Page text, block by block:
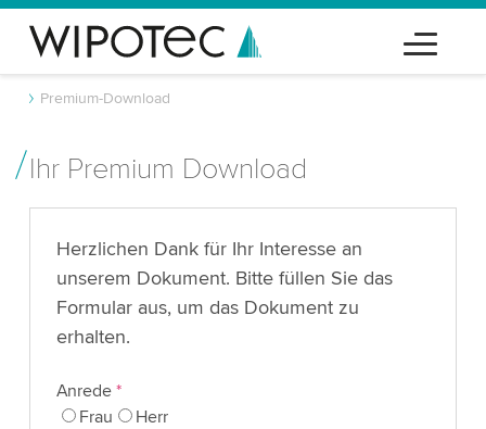
Premium-Download
Ihr Premium Download
Herzlichen Dank für Ihr Interesse an
unserem Dokument. Bitte füllen Sie das
Formular aus, um das Dokument zu
erhalten.
Anrede *
Frau
Herr